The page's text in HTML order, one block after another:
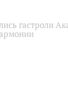
гастроли